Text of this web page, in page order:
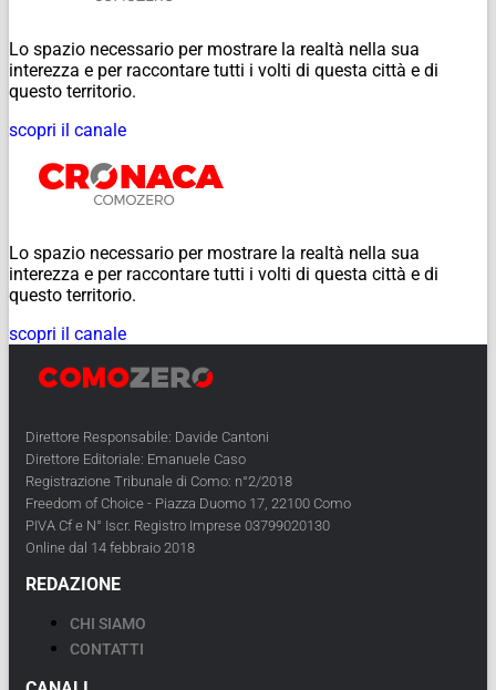
Lo spazio necessario per mostrare la realtà nella sua
interezza e per raccontare tutti i volti di questa città e di
questo territorio.
scopri il canale
Lo spazio necessario per mostrare la realtà nella sua
interezza e per raccontare tutti i volti di questa città e di
questo territorio.
scopri il canale
Direttore Responsabile: Davide Cantoni
Direttore Editoriale: Emanuele Caso
Registrazione Tribunale di Como: n°2/2018
Freedom of Choice - Piazza Duomo 17, 22100 Como
PIVA Cf e N° Iscr. Registro Imprese 03799020130
Online dal 14 febbraio 2018
REDAZIONE
CHI SIAMO
CONTATTI